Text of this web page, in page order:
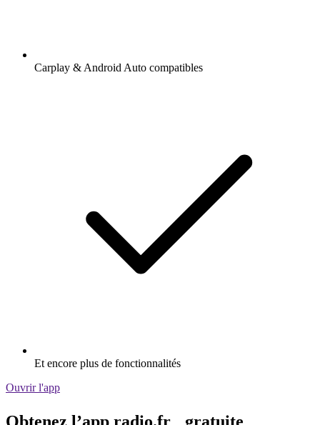
Carplay & Android Auto compatibles
Et encore plus de fonctionnalités
Ouvrir l'app